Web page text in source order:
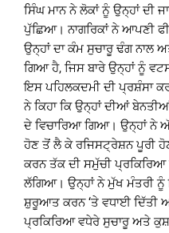
ਸਿੰਘ ਮਾਨ ਨੇ ਲੋਕਾਂ ਨੂੰ ਉਨ੍ਹਾਂ ਦੀ
ਪੁੱਛਿਆ। ਨਾਗਰਿਕਾਂ ਨੇ ਆਪਣੀ
ਉਨ੍ਹਾਂ ਦਾ ਕੰਮ ਸੁਚਾਰੂ ਢੰਗ ਨਾਲ
ਗਿਆ ਹੈ, ਜਿਸ ਬਾਰੇ ਉਨ੍ਹਾਂ ਨੂੰ
ਇਸ ਪਹਿਲਕਦਮੀ ਦੀ ਪ੍ਰਸ਼ੰਸਾ
ਨੇ ਕਿਹਾ ਕਿ ਉਨ੍ਹਾਂ ਦੀਆਂ
ਦੇ ਵਿਚਾਰਿਆ ਗਿਆ। ਉਨ੍ਹਾਂ ਨੇ
ਹੋਣ ਤੋਂ ਲੈ ਕੇ ਰਜਿਸਟ੍ਰੇਸ਼ਨ ਪੂਰੀ
ਕਰਨ ਤੱਕ ਦੀ ਸਮੁੱਚੀ
ਲੱਗਿਆ। ਉਨ੍ਹਾਂ ਨੇ ਮੁੱਖ ਮੰਤਰੀ ਨੂੰ
ਸ਼ੁਰੂਆਤ ਕਰਨ ‘ਤੇ ਵਧਾਈ ਦਿੱਤੀ
ਪ੍ਰਕਿਰਿਆ ਵਧੇਰੇ ਸੁਚਾਰੂ ਅਤੇ